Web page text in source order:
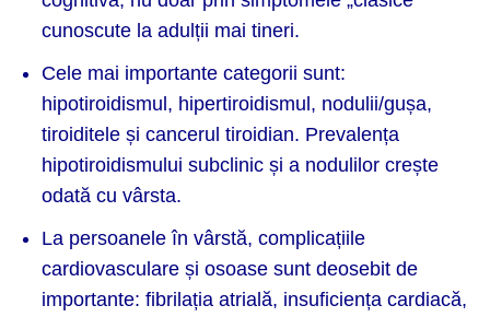
cunoscute la adulții mai tineri.
Cele mai importante categorii sunt:
hipotiroidismul, hipertiroidismul, nodulii/gușa,
tiroiditele și cancerul tiroidian. Prevalența
hipotiroidismului subclinic și a nodulilor crește
odată cu vârsta.
La persoanele în vârstă, complicațiile
cardiovasculare și osoase sunt deosebit de
importante: fibrilația atrială, insuficiența cardiacă,